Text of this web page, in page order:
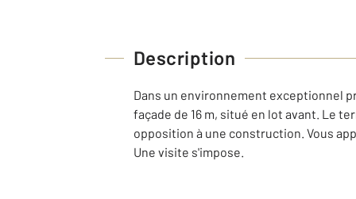
Description
Dans un environnement exceptionnel
façade de 16 m, situé en lot avant. Le
opposition à une construction. Vous
Une visite s'impose.